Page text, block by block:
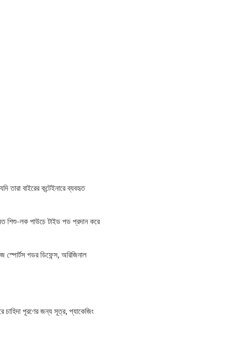
তারা বাইরের কন্টেইনারে ব্যবহৃত
শিশু-লক পাউচে টাইড পড প্রদান করে
স্পোর্টস গডর ডিফেন্স, অরিজিনাল
চাহিদা পূরণের জন্য সূত্র, প্যাকেজিং